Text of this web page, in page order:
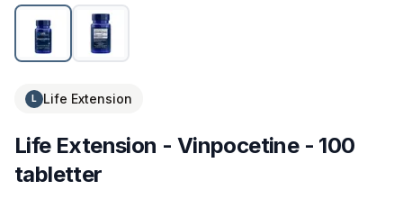
L Life Extension
Life Extension - Vinpocetine - 100
tabletter